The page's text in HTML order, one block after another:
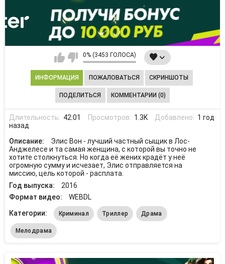
0% (3453 ГОЛОСА)
ИНФОРМАЦИЯ ПОЖАЛОВАТЬСЯ СКРИНШОТЫ
ПОДЕЛИТЬСЯ КОММЕНТАРИИ (0)
Длительность: 42:01 Просмотров: 1.3K Добавлено: 1 год
назад
Описание:
Элис Вон - лучший частный сыщик в Лос-
Анджелесе и та самая женщина, с которой вы точно не
хотите столкнуться. Но когда её жених крадёт у неё
огромную сумму и исчезает, Элис отправляется на
миссию, цель которой - расплата.
Год выпуска:
2016
Формат видео:
WEBDL
Категории:
Криминал Триллер Драма
Мелодрама